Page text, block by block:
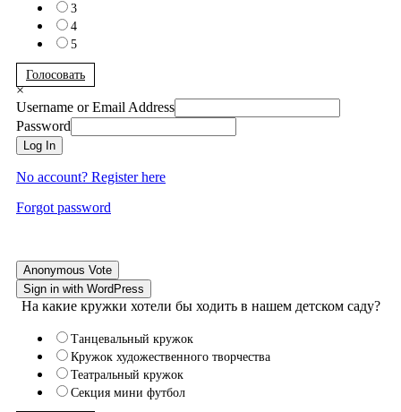
3
4
5
Голосовать
×
Username or Email Address
Password
Log In
No account? Register here
Forgot password
Anonymous Vote
Sign in with WordPress
На какие кружки хотели бы ходить в нашем детском саду?
Танцевальный кружок
Кружок художественного творчества
Театральный кружок
Секция мини футбол